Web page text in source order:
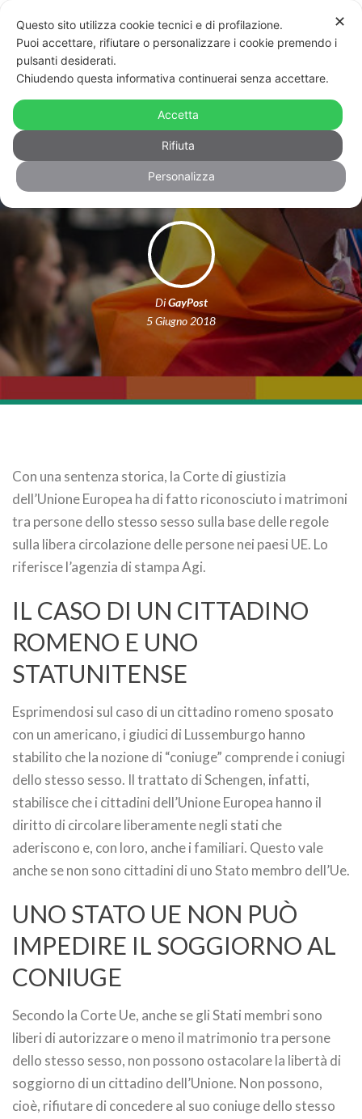
Unione europea, sentenza storica: il
matrimonio egualitario è valido in
tutti gli stati membri.
DiGayPost
5 Giugno 2018
Con una sentenza storica, la Corte di giustizia
dell’Unione Europea ha di fatto riconosciuto i matrimoni
tra persone dello stesso sesso sulla base delle regole
sulla libera circolazione delle persone nei paesi UE. Lo
riferisce l’agenzia di stampa Agi.
IL CASO DI UN CITTADINO
ROMENO E UNO
STATUNITENSE
Esprimendosi sul caso di un cittadino romeno sposato
con un americano, i giudici di Lussemburgo hanno
stabilito che la nozione di “coniuge” comprende i coniugi
dello stesso sesso. Il trattato di Schengen, infatti,
stabilisce che i cittadini dell’Unione Europea hanno il
diritto di circolare liberamente negli stati che
aderiscono e, con loro, anche i familiari. Questo vale
anche se non sono cittadini di uno Stato membro dell’Ue.
UNO STATO UE NON PUÒ
IMPEDIRE IL SOGGIORNO AL
CONIUGE
Secondo la Corte Ue, anche se gli Stati membri sono
liberi di autorizzare o meno il matrimonio tra persone
dello stesso sesso, non possono ostacolare la libertà di
soggiorno di un cittadino dell’Unione. Non possono,
cioè, rifiutare di concedere al suo coniuge dello stesso
✕
Questo sito utilizza cookie tecnici e di profilazione.
Puoi accettare, rifiutare o personalizzare i cookie premendo i
pulsanti desiderati.
Chiudendo questa informativa continuerai senza accettare.
Accetta
Rifiuta
Personalizza